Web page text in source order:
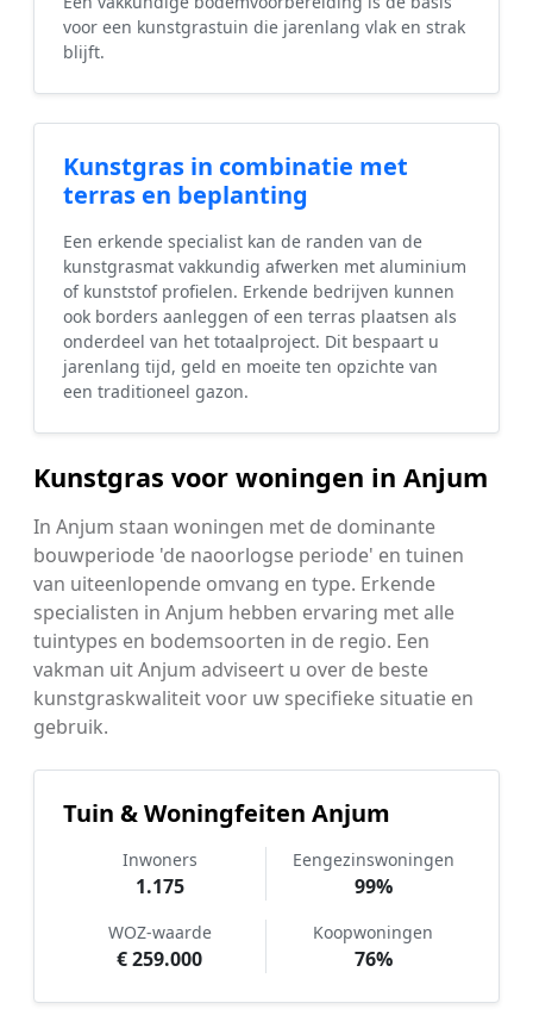
voor een kunstgrastuin die jarenlang vlak en strak
blijft.
Kunstgras in combinatie met
terras en beplanting
Een erkende specialist kan de randen van de
kunstgrasmat vakkundig afwerken met aluminium
of kunststof profielen. Erkende bedrijven kunnen
ook borders aanleggen of een terras plaatsen als
onderdeel van het totaalproject. Dit bespaart u
jarenlang tijd, geld en moeite ten opzichte van
een traditioneel gazon.
Kunstgras voor woningen in Anjum
In Anjum staan woningen met de dominante
bouwperiode 'de naoorlogse periode' en tuinen
van uiteenlopende omvang en type. Erkende
specialisten in Anjum hebben ervaring met alle
tuintypes en bodemsoorten in de regio. Een
vakman uit Anjum adviseert u over de beste
kunstgraskwaliteit voor uw specifieke situatie en
gebruik.
Tuin & Woningfeiten Anjum
Inwoners
1.175
Eengezinswoningen
99%
WOZ-waarde
€ 259.000
Koopwoningen
76%